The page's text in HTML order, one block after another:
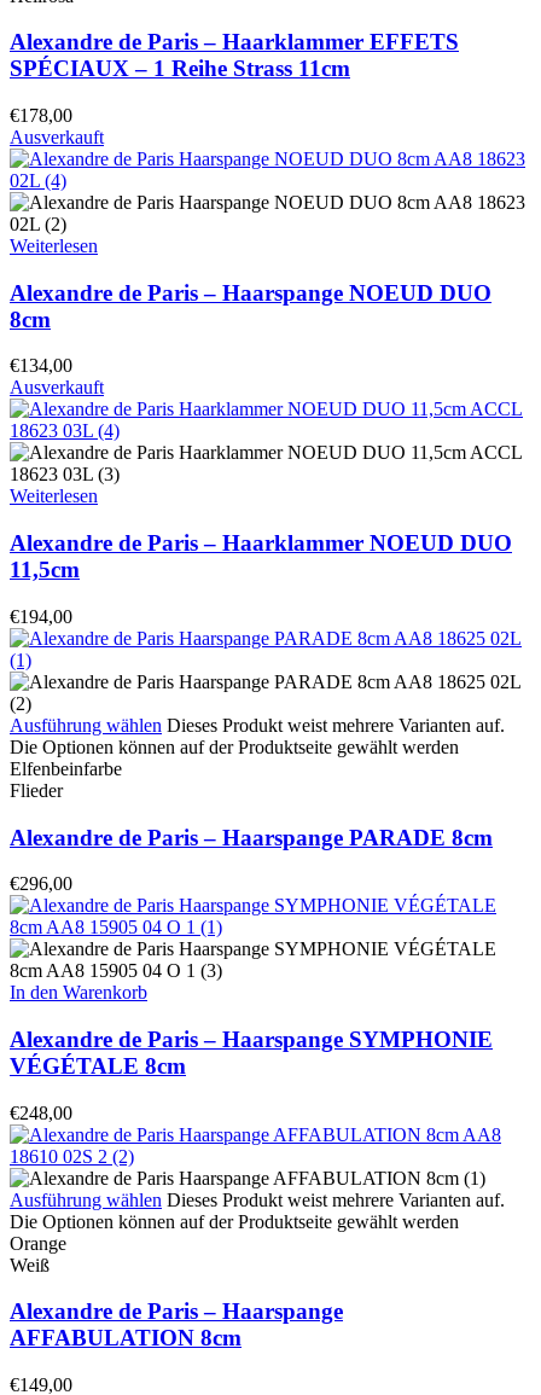
Alexandre de Paris – Haarklammer EFFETS
SPÉCIAUX – 1 Reihe Strass 11cm
€178,00
Ausverkauft
Weiterlesen
Alexandre de Paris – Haarspange NOEUD DUO
8cm
€134,00
Ausverkauft
Weiterlesen
Alexandre de Paris – Haarklammer NOEUD DUO
11,5cm
€194,00
Ausführung wählen Dieses Produkt weist mehrere Varianten auf.
Die Optionen können auf der Produktseite gewählt werden
Elfenbeinfarbe
Flieder
Alexandre de Paris – Haarspange PARADE 8cm
€296,00
In den Warenkorb
Alexandre de Paris – Haarspange SYMPHONIE
VÉGÉTALE 8cm
€248,00
Ausführung wählen Dieses Produkt weist mehrere Varianten auf.
Die Optionen können auf der Produktseite gewählt werden
Orange
Weiß
Alexandre de Paris – Haarspange
AFFABULATION 8cm
€149,00